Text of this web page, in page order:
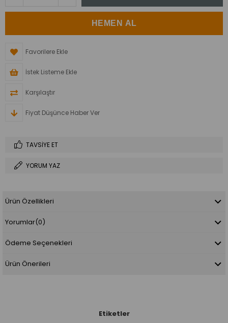
Favorilere Ekle
İstek Listeme Ekle
Karşılaştır
Fiyat Düşünce Haber Ver
TAVSIYE ET
YORUM YAZ
Ürün Özellikleri
Yorumlar(0)
Ödeme Seçenekleri
Ürün Önerileri
Etiketler